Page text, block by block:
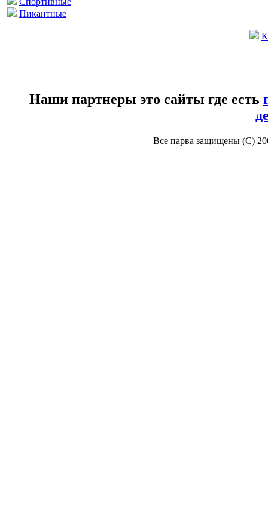
Пикантные
Наши партнеры это сайты где есть
Все парва защищены (С)